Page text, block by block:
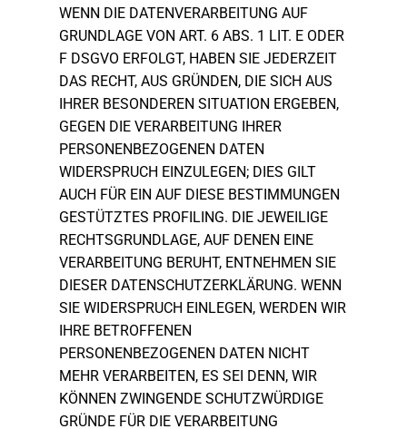
WENN DIE DATENVERARBEITUNG AUF
GRUNDLAGE VON ART. 6 ABS. 1 LIT. E ODER
F DSGVO ERFOLGT, HABEN SIE JEDERZEIT
DAS RECHT, AUS GRÜNDEN, DIE SICH AUS
IHRER BESONDEREN SITUATION ERGEBEN,
GEGEN DIE VERARBEITUNG IHRER
PERSONENBEZOGENEN DATEN
WIDERSPRUCH EINZULEGEN; DIES GILT
AUCH FÜR EIN AUF DIESE BESTIMMUNGEN
GESTÜTZTES PROFILING. DIE JEWEILIGE
RECHTSGRUNDLAGE, AUF DENEN EINE
VERARBEITUNG BERUHT, ENTNEHMEN SIE
DIESER DATENSCHUTZERKLÄRUNG. WENN
SIE WIDERSPRUCH EINLEGEN, WERDEN WIR
IHRE BETROFFENEN
PERSONENBEZOGENEN DATEN NICHT
MEHR VERARBEITEN, ES SEI DENN, WIR
KÖNNEN ZWINGENDE SCHUTZWÜRDIGE
GRÜNDE FÜR DIE VERARBEITUNG